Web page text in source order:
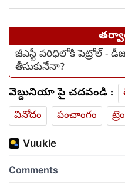
జీఎస్టీ పరిధిలోకి పెట్రోల్ -
తీసుకునేనా?
వెబ్దునియా పై చదవండి :
వినోదం
పంచాంగం